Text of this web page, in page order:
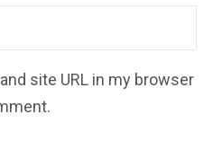
site URL in my browser